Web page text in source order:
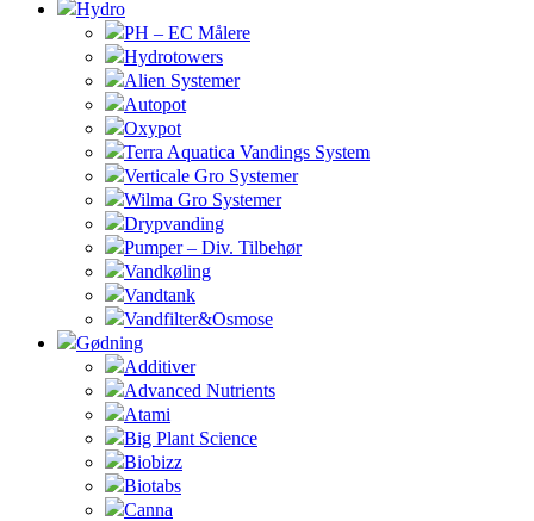
Hydro
PH – EC Målere
Hydrotowers
Alien Systemer
Autopot
Oxypot
Terra Aquatica Vandings System
Verticale Gro Systemer
Wilma Gro Systemer
Drypvanding
Pumper – Div. Tilbehør
Vandkøling
Vandtank
Vandfilter&Osmose
Gødning
Additiver
Advanced Nutrients
Atami
Big Plant Science
Biobizz
Biotabs
Canna